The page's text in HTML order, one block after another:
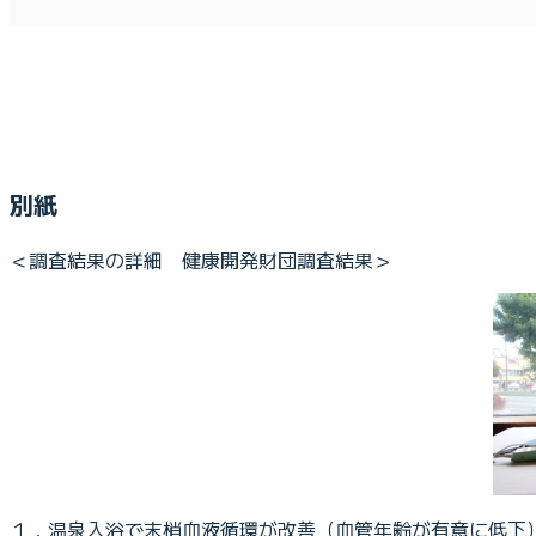
別紙
＜調査結果の詳細 健康開発財団調査結果＞
１．温泉入浴で末梢血液循環が改善（血管年齢が有意に低下